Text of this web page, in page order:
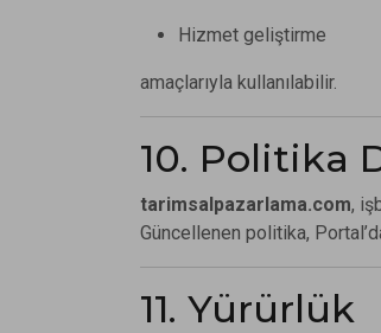
Hizmet geliştirme
amaçlarıyla kullanılabilir.
10. Politika
tarimsalpazarlama.com,
Güncellenen politika,
11. Yürürlük